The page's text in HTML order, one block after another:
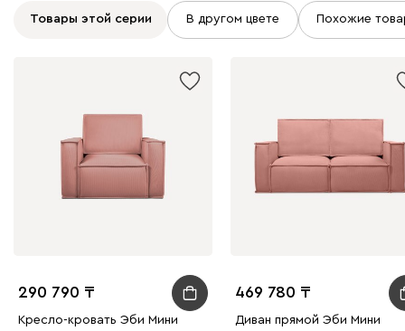
Товары этой серии В другом цвете Похожие
290 790
Кресло-кровать Эби Мини
469 780
Диван прямой Эби Мини